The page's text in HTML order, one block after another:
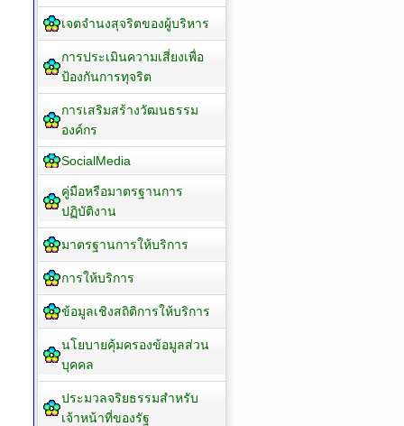
เจตจำนงสุจริตของผู้บริหาร
การประเมินความเสี่ยงเพื่อ
ป้องกันการทุจริต
การเสริมสร้างวัฒนธรรม
องค์กร
SocialMedia
คู่มือหรือมาตรฐานการ
ปฏิบัติงาน
มาตรฐานการให้บริการ
การให้บริการ
ข้อมูลเชิงสถิติการให้บริการ
นโยบายคุ้มครองข้อมูลส่วน
บุคคล
ประมวลจริยธรรมสำหรับ
เจ้าหน้าที่ของรัฐ